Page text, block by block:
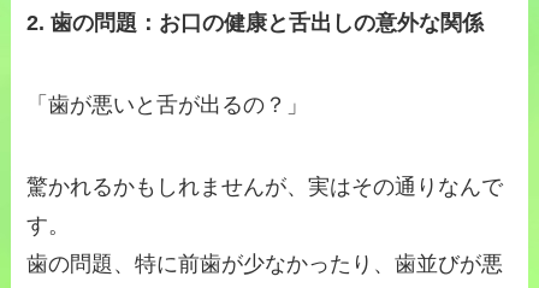
2. 歯の問題：お口の健康と舌出しの意外な関係
「歯が悪いと舌が出るの？」
驚かれるかもしれませんが、実はその通りなんで
す。
歯の問題、特に前歯が少なかったり、歯並びが悪